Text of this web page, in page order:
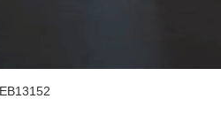
EB13152